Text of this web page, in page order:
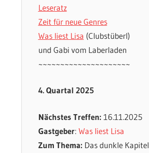
Leseratz
Zeit für neue Genres
Was liest Lisa (Clubstüberl)
und Gabi vom Laberladen
~~~~~~~~~~~~~~~~~~~~~
4. Quartal 2025
Nächstes Treffen: 16.11.2025
Gastgeber: Was liest Lisa
Zum Thema: Das dunkle Kapitel